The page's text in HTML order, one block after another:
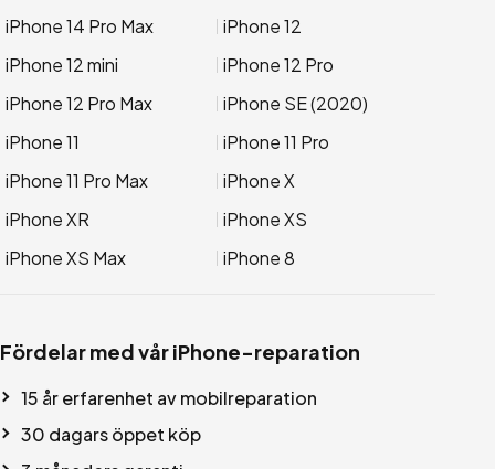
iPhone 14 Pro Max
iPhone 12
iPhone 12 mini
iPhone 12 Pro
iPhone 12 Pro Max
iPhone SE (2020)
iPhone 11
iPhone 11 Pro
iPhone 11 Pro Max
iPhone X
iPhone XR
iPhone XS
iPhone XS Max
iPhone 8
Fördelar med vår iPhone-reparation
15 år erfarenhet av mobilreparation
30 dagars öppet köp